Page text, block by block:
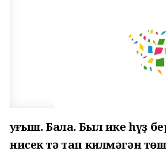
Һуғыш. Бала. Был ике һүҙ
нисек тә тап килмәгән